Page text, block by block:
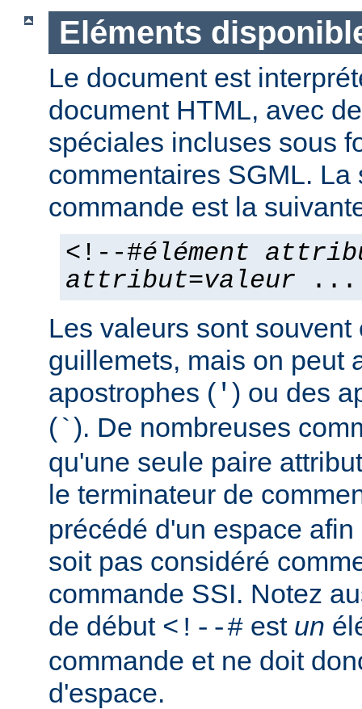
Eléments
Le document est
document HTML, avec
spéciales incluses sous
commentaires SGML. La
commande est la
<!--#élément
attribut=valeur ...
Les valeurs sont souvent
guillemets, mais on peut
apostrophes ( ' ) ou des
(`). De nombreuses
qu'une seule paire
le terminateur de
précédé d'un espace
soit pas considéré
commande SSI. Notez
de début <!--# est un
commande et ne doit
d'espace.